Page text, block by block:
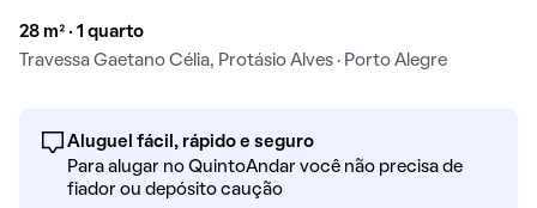
28 m² · 1 quarto
Travessa Gaetano Célia, Protásio Alves · Porto Alegre
Aluguel fácil, rápido e seguro
Para alugar no QuintoAndar você não precisa de
fiador ou depósito caução